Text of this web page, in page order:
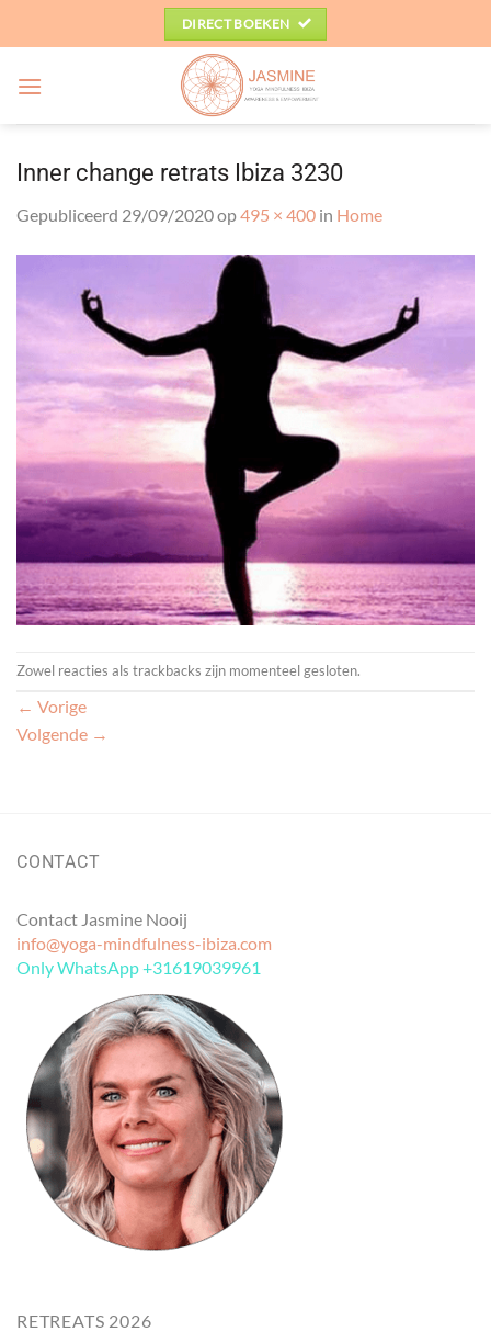
DIRECT BOEKEN
Inner change retrats Ibiza 3230
Gepubliceerd 29/09/2020op495 × 400 in Home
Zowel reacties als trackbacks zijn momenteel gesloten.
← Vorige
Volgende →
CONTACT
Contact Jasmine Nooij
info@yoga-mindfulness-ibiza.com
Only WhatsApp +31619039961
RETREATS 2026